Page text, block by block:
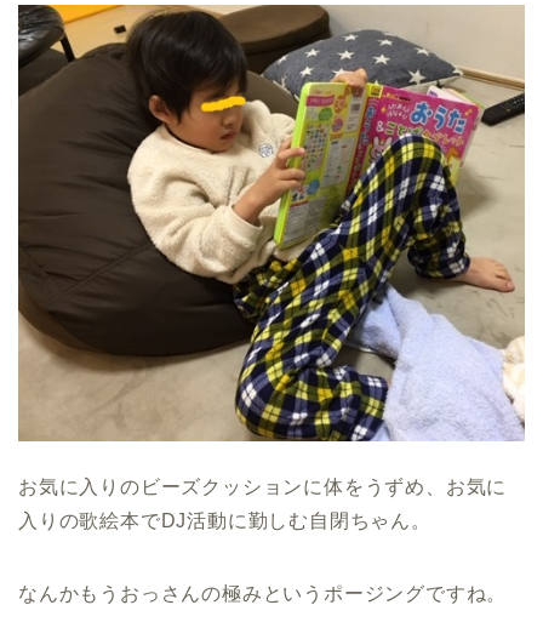
お気に入りのビーズクッションに体をうずめ、お気に
入りの歌絵本でDJ活動に勤しむ自閉ちゃん。
なんかもうおっさんの極みというポージングですね。